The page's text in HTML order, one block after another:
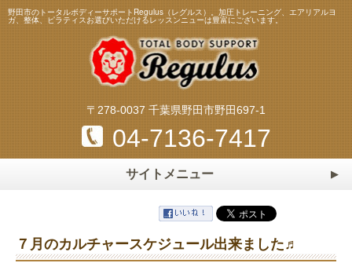
野田市のトータルボディーサポートRegulus（レグルス）。加圧トレーニング、エアリアルヨ
ガ、整体、ピラティスお選びいただけるレッスンニューは豊富にございます。
〒278-0037 千葉県野田市野田697-1
04-7136-7417
サイトメニュー
トレーニング・レッスンメニュー
７月のカルチャースケジュール出来ました♬